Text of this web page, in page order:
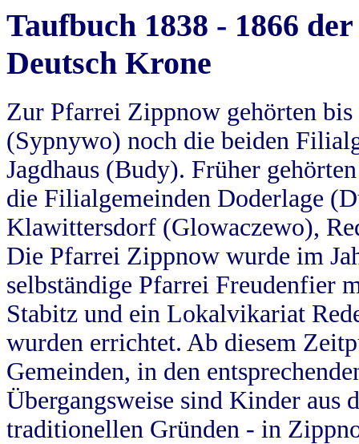
Taufbuch 1838 - 1866
Deutsch Krone
Zur Pfarrei Zippnow gehörten
(Sypnywo) noch die beiden
Jagdhaus (Budy). Früher
die Filialgemeinden Doderlage
Klawittersdorf (Glowaczewo),
Die Pfarrei Zippnow wurde im
selbständige Pfarrei Freudenfier
Stabitz und ein Lokalvikariat
wurden errichtet. Ab diesem
Gemeinden, in den
Übergangsweise sind Kinder aus
traditionellen Gründen - in